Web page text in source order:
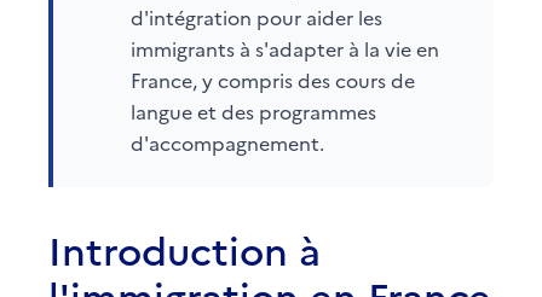
d'intégration pour aider les
immigrants à s'adapter à la vie en
France, y compris des cours de
langue et des programmes
d'accompagnement.
Introduction à